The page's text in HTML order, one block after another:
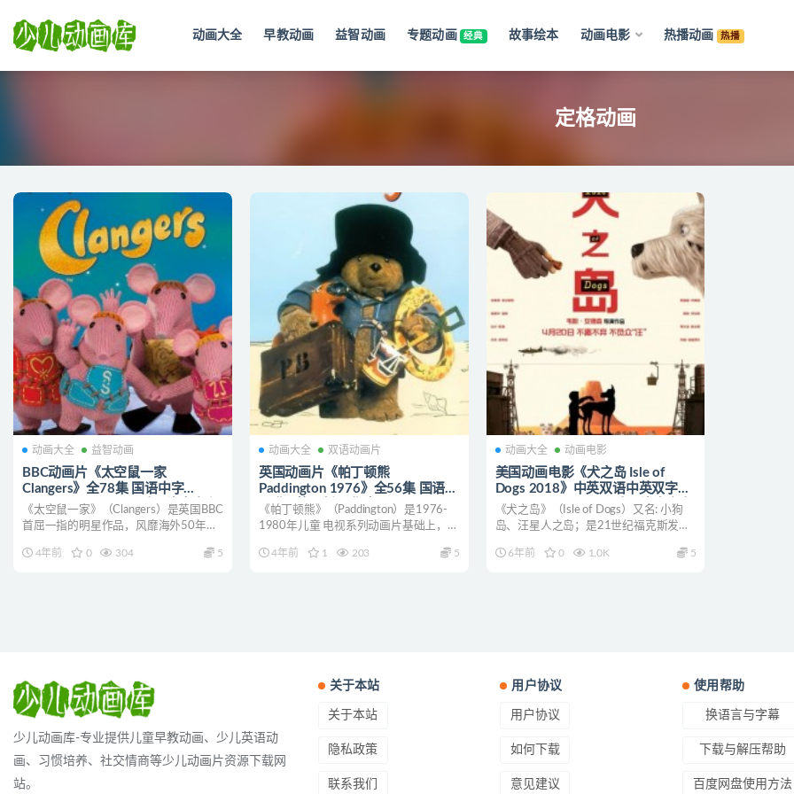
动画大全 早教动画 益智动画 专题动画 经典 故事绘本 动画电影 热播动画 热播
定格动画
动画大全 益智动画
BBC动画片《太空鼠一家
Clangers》全78集 国语中字
1080P/MP4/8.06G 动画片太空鼠
一家下载
《太空鼠一家》（Clangers）是英国BBC
首屈一指的明星作品，风靡海外50年。
4年前
0 304 5
动画大全 双语动画片
英国动画片《帕丁顿熊
Paddington 1976》全56集 国语版
56集+英语版56集 标
清/MP4/5.69G 动画片帕丁顿熊下
《帕丁顿熊》（Paddington）是1976-
1980年儿童 电视系列动画片基础上，帕
4年前
1 203 5
动画大全 动画电影
美国动画电影《犬之岛 Isle of
Dogs 2018》中英双语中英双字
1080P/MKV/3.54G 动画片犬之岛
下载
《犬之岛》（Isle of Dogs）又名: 小狗
岛、汪星人之岛；是21世纪福克斯发
6年前
0 1.0K 5
少儿动画库-专业提供儿童早教动画、少儿英语动
画、习惯培养、社交情商等少儿动画片资源下载网
站。
关于本站
关于本站
隐私政策
联系我们
用户协议
用户协议
如何下载
意见建议
使用帮助
换语言与字幕
下载与解压帮助
百度网盘使用方法